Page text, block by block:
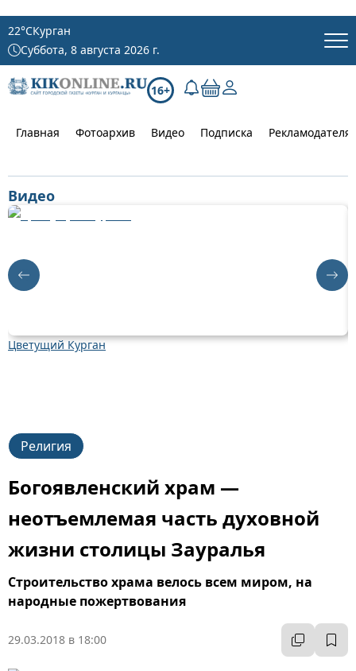
22°CКурган
Суббота, 8 августа 2026 г.
16+
Главная Фотоархив Видео Подписка
Видео
Цветущий Курган
Религия
Богоявленский храм —
неотъемлемая часть духовной
жизни столицы Зауралья
Строительство храма велось всем миром, на
народные пожертвования
29.03.2018 в 18:00